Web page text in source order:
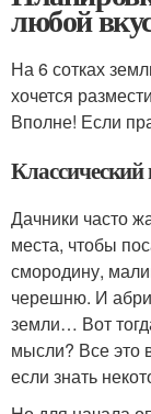
любой
На 6 сотках
хочется
Вполне! Если
Дачники часто
места, чтобы
смородину,
черешню. И
земли… Вот
мысли? Все это
если знать